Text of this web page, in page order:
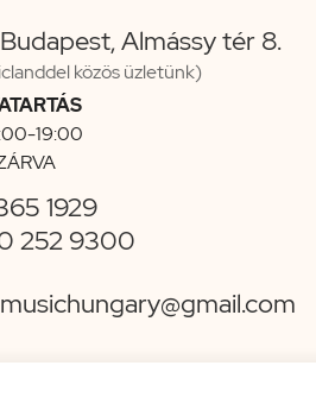
Almássy tér 8.
közös üzletünk)
19:00
1929
252 9300